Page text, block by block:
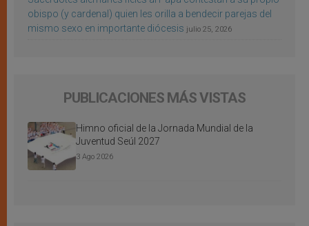
obispo (y cardenal) quien les orilla a bendecir parejas del
mismo sexo en importante diócesis julio 25, 2026
PUBLICACIONES MÁS VISTAS
Himno oficial de la Jornada Mundial de la
Juventud Seúl 2027
3 Ago 2026